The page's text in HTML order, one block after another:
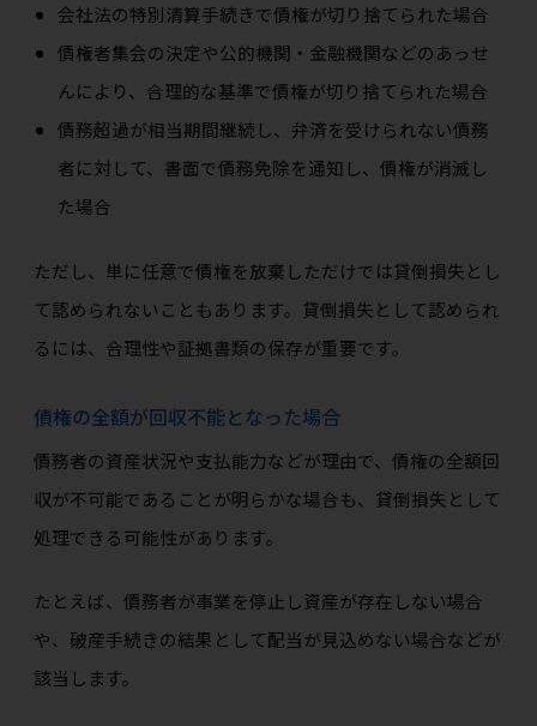
会社法の特別清算手続きで債権が切り捨てられた場合
債権者集会の決定や公的機関・金融機関などのあっせ
んにより、合理的な基準で債権が切り捨てられた場合
債務超過が相当期間継続し、弁済を受けられない債務
者に対して、書面で債務免除を通知し、債権が消滅し
た場合
ただし、単に任意で債権を放棄しただけでは貸倒損失とし
て認められないこともあります。貸倒損失として認められ
るには、合理性や証拠書類の保存が重要です。
債権の全額が回収不能となった場合
債務者の資産状況や支払能力などが理由で、債権の全額回
収が不可能であることが明らかな場合も、貸倒損失として
処理できる可能性があります。
たとえば、債務者が事業を停止し資産が存在しない場合
や、破産手続きの結果として配当が見込めない場合などが
該当します。